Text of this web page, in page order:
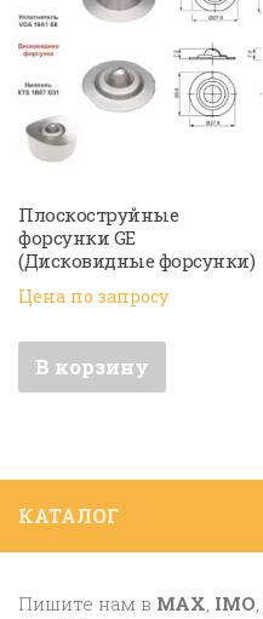
Плоскоструйные
форсунки GE
(Дисковидные форсунки)
Цена по запросу
В корзину
КАТАЛОГ
Пишите нам в MAX, IMO,